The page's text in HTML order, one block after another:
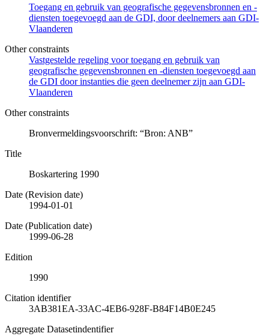
Toegang en gebruik van geografische gegevensbronnen en -
diensten toegevoegd aan de GDI, door deelnemers aan GDI-
Vlaanderen
Other constraints
Vastgestelde regeling voor toegang en gebruik van
geografische gegevensbronnen en -diensten toegevoegd aan
de GDI door instanties die geen deelnemer zijn aan GDI-
Vlaanderen
Other constraints
Bronvermeldingsvoorschrift: “Bron: ANB”
Title
Boskartering 1990
Date (Revision date)
1994-01-01
Date (Publication date)
1999-06-28
Edition
1990
Citation identifier
3AB381EA-33AC-4EB6-928F-B84F14B0E245
Aggregate Datasetindentifier